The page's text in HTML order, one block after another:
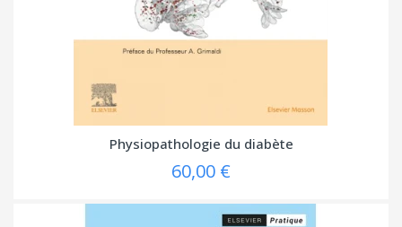
Physiopathologie du diabète
60,00 €